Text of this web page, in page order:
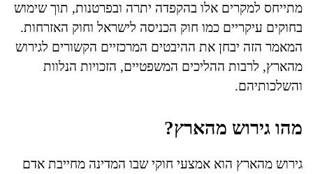
מתייחס למקרים אלו בהקפדה יתרה ובפרטנות, תוך שימוש
בחוקים עיקריים כמו חוק הכניסה לישראל וחוק האזרחות.
המאמר הזה יבחן את ההיבטים המרכזיים הקשורים לגירוש
מהארץ, לרבות ההליכים המשפטיים, הזכויות הנלוות
והשלכותיהם.
מהו גירוש מהארץ?
גירוש מהארץ הוא אמצעי חוקי שבו המדינה מחייבת אדם